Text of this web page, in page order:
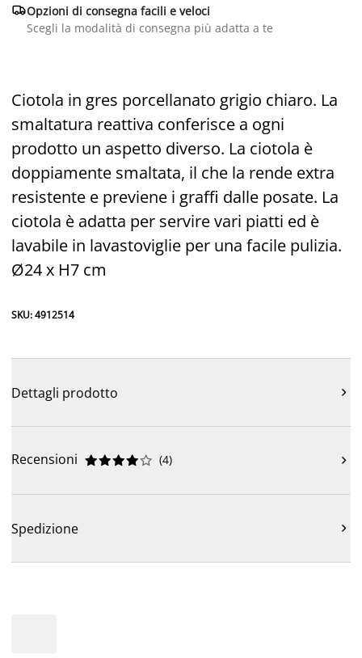
Opzioni di consegna facili e veloci
Scegli la modalità di consegna più adatta a te
Ciotola in gres porcellanato grigio chiaro. La
smaltatura reattiva conferisce a ogni
prodotto un aspetto diverso. La ciotola è
doppiamente smaltata, il che la rende extra
resistente e previene i graffi dalle posate. La
ciotola è adatta per servire vari piatti ed è
lavabile in lavastoviglie per una facile pulizia.
Ø24 x H7 cm
SKU: 4912514
Dettagli prodotto 
Recensioni 




 (4) 
Spedizione 